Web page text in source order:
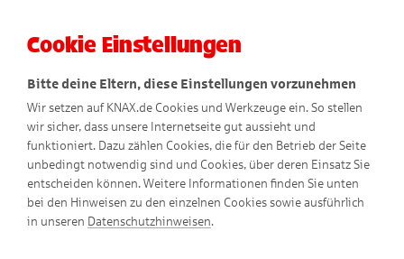
Eisig
Cookie Einstellungen
Bitte deine Eltern, diese Einstellungen vorzunehmen
Wir setzen auf KNAX.de Cookies und Werkzeuge ein. So stellen
wir sicher, dass unsere Internetseite gut aussieht und
funktioniert. Dazu zählen Cookies, die für den Betrieb der Seite
unbedingt notwendig sind und Cookies, über deren Einsatz Sie
entscheiden können. Weitere Informationen finden Sie unten
bei den Hinweisen zu den einzelnen Cookies sowie ausführlich
in unseren Datenschutzhinweisen.